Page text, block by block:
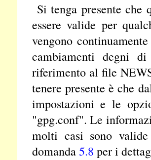
Si tenga presente che
essere valide per
vengono
cambiamenti degni
riferimento al file
tenere presente è che
impostazioni e le
"gpg.conf". Le
molti casi sono
domanda5.8 per i